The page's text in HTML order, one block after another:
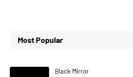
Most Popular
Black Mirror